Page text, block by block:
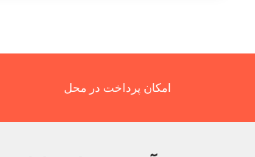
امکان پرداخت در محل